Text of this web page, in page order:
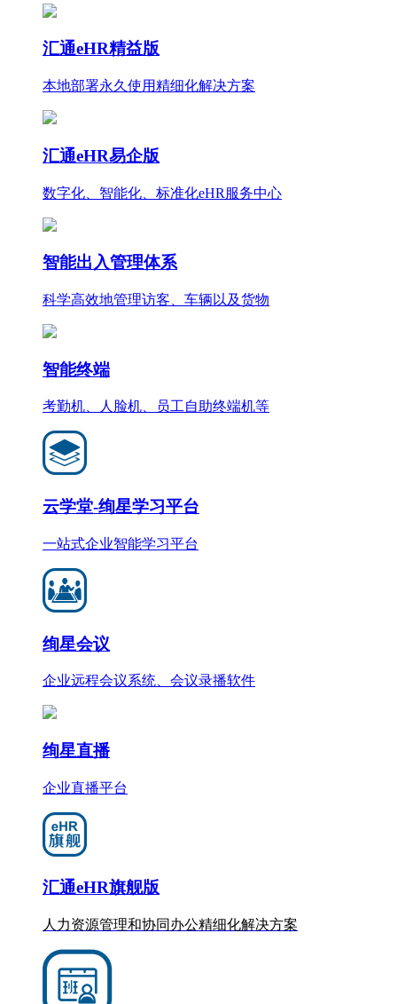
汇通eHR精益版
本地部署永久使用精细化解决方案
汇通eHR易企版
数字化、智能化、标准化eHR服务中心
智能出入管理体系
科学高效地管理访客、车辆以及货物
智能终端
考勤机、人脸机、员工自助终端机等
云学堂-绚星学习平台
一站式企业智能学习平台
绚星会议
企业远程会议系统、会议录播软件
绚星直播
企业直播平台
汇通eHR旗舰版
人力资源管理和协同办公精细化解决方案